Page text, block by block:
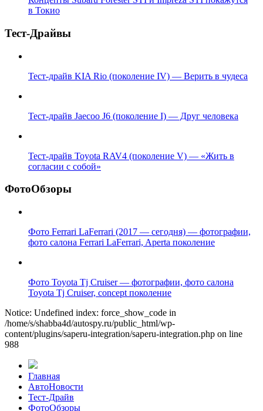
в Токио
Тест-Драйвы
Тест-драйв KIA Rio (поколение IV) — Верить в чудеса
Тест-драйв Jaecoo J6 (поколение I) — Друг человека
Тест-драйв Toyota RAV4 (поколение V) — «Жить в
согласии с собой»
ФотоОбзоры
Фото Ferrari LaFerrari (2017 — сегодня) — фотографии,
фото салона Ferrari LaFerrari, Aperta поколение
Фото Toyota Tj Cruiser — фотографии, фото салона
Toyota Tj Cruiser, concept поколение
Notice: Undefined index: force_show_code in
/home/s/shabba4d/autospy.ru/public_html/wp-
content/plugins/saperu-integration/saperu-integration.php on line
988
Главная
АвтоНовости
Тест-Драйв
ФотоОбзоры